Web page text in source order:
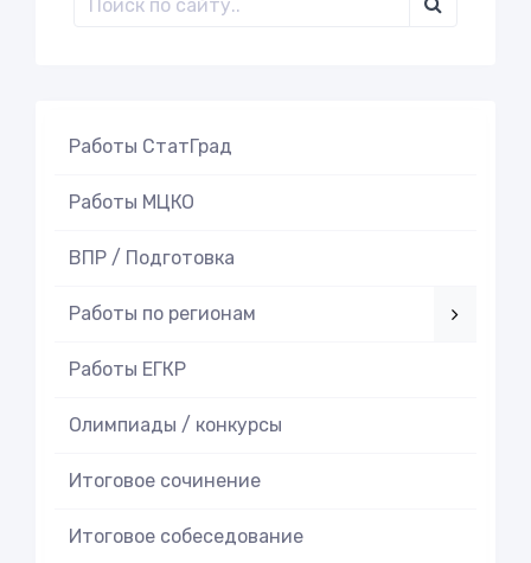
Работы СтатГрад
Работы МЦКО
ВПР / Подготовка
Работы по регионам
Работы ЕГКР
Олимпиады / конкурсы
Итоговое cочинение
Итоговое cобеседование